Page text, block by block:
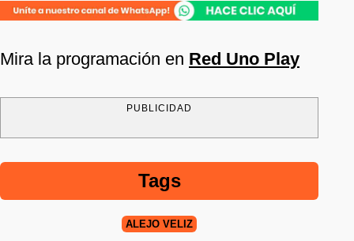
Mira la programación en Red Uno Play
PUBLICIDAD
Tags
ALEJO VELIZ